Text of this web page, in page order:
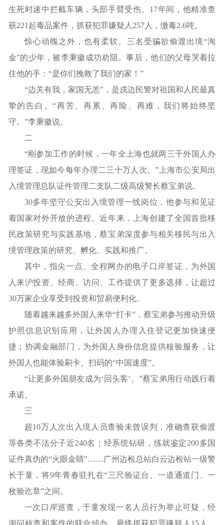
生死时速中拦截车辆，头部手臂受伤。17年间，他精准查
获221起毒品案件，抓获犯罪嫌疑人257人，缴毒2.6吨。
惊心动魄之外，也有柔软。三名受骗欲偷渡出境“淘
金”的少年，被李秉徽成功劝阻。事后，他们的父母哭着拉
住他的手：“是你们挽救了我们的家！”
“边关有我，家国无恙”，是戍边民警对祖国和人民最真
挚的告白。“再苦、再累、再险、再难，我们将始终坚
守。”李秉徽说。
二
“刚参加工作的时候，一年全上海也就两三千外国人办
理签证，现如今每年办理二三十万人次。”上海市公安局出
入境管理总队证件管理二支队二级高级警长蔡宝弟说。
30多年坚守公安出入境管理一线岗位，他参与和见证
着国家对外开放的进程。近年来，上海创建了全国首批移
民政策研究与实践基地，蔡宝弟深度参与相关移民与出入
境管理政策的研究、孵化、实践和推广。
其中，指尖一点、全程网办的电子口岸签证，为外国
人来沪投资、经商、访问、工作提供了更多选择，让超过
30万家企业享受到投资和贸易便利化。
随着越来越多外国人来华“打卡”，蔡宝弟参与推动升级
护照信息识别应用，让外国人办理入住登记更加快速便
捷；协调金融部门，为外国人身份信息提供核验服务，让
外国人也能体验刷卡、扫码的“中国速度”。
“让更多外国朋友成为‘回头客’。”蔡宝弟用行动践行着
承诺。
三
超10万人次出入境人员查验未曾误判，准确查获偷渡
等各类不法分子近240名；经系统钻研，练就鉴定200多国
证件真伪的“火眼金睛”……广州边检总站白云边检站一级警
长于童，将9年青春驻扎在“三尺验证台、一道通道门、一
枚验讫章”之间。
一次口岸巡查，于童发现一名人员行为举止可疑，经
询问核查和案件的联合侦办，最终抓获犯罪嫌疑人15人，